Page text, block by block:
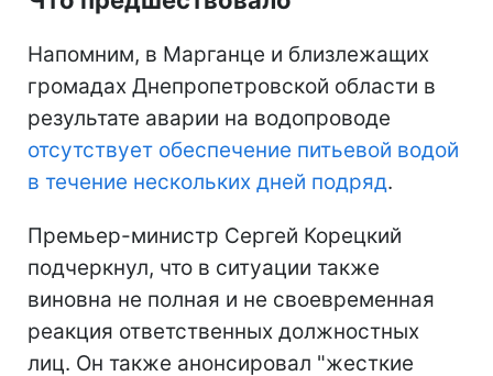
Напомним, в Марганце и близлежащих
громадах Днепропетровской области в
результате аварии на водопроводе
отсутствует обеспечение питьевой водой
в течение нескольких дней подряд.
Премьер-министр Сергей Корецкий
подчеркнул, что в ситуации также
виновна не полная и не своевременная
реакция ответственных должностных
лиц. Он также анонсировал "жесткие